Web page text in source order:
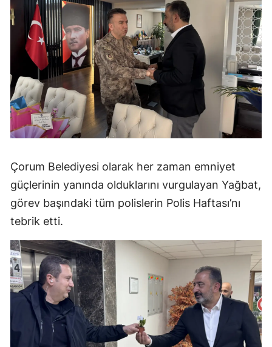
Konya
Kütahya
Malatya
Manisa
Kahramanmaraş
Mardin
Muş
Nevşehir
Ordu
Rize
Sakarya
Samsun
Çorum Belediyesi olarak her zaman emniyet
güçlerinin yanında olduklarını vurgulayan Yağbat,
görev başındaki tüm polislerin Polis Haftası’nı
tebrik etti.